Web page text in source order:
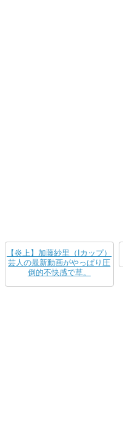
【炎上】加藤紗里（Iカップ）
芸人の最新動画がやっぱり圧
倒的不快感で草。